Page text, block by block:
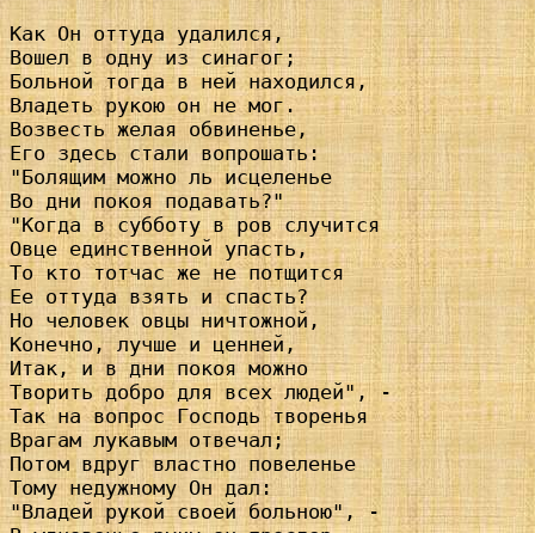
Как Он оттуда удалился,
Вошел в одну из синагог;
Больной тогда в ней находился,
Владеть рукою он не мог.
Возвесть желая обвиненье,
Его здесь стали вопрошать:
"Болящим можно ль исцеленье
Во дни покоя подавать?"
"Когда в субботу в ров случится
Овце единственной упасть,
То кто тотчас же не потщится
Ее оттуда взять и спасть?
Но человек овцы ничтожной,
Конечно, лучше и ценней,
Итак, и в дни покоя можно
Творить добро для всех людей", -
Так на вопрос Господь творенья
Врагам лукавым отвечал;
Потом вдруг властно повеленье
Тому недужному Он дал:
"Владей рукой своей больною", -